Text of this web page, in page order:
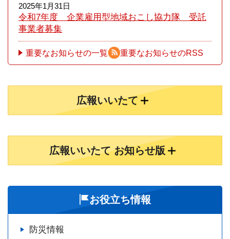
2025年1月31日
令和7年度 企業雇用型地域おこし協力隊 受託
事業者募集
重要なお知らせの一覧 重要なお知らせのRSS
広報いいたて
広報いいたて お知らせ版
お役立ち情報
防災情報